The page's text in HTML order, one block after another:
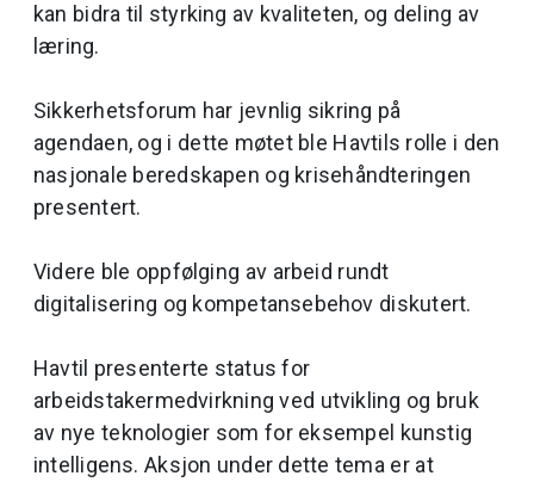
kan bidra til styrking av kvaliteten, og deling av
læring.
Sikkerhetsforum har jevnlig sikring på
agendaen, og i dette møtet ble Havtils rolle i den
nasjonale beredskapen og krisehåndteringen
presentert.
Videre ble oppfølging av arbeid rundt
digitalisering og kompetansebehov diskutert.
Havtil presenterte status for
arbeidstakermedvirkning ved utvikling og bruk
av nye teknologier som for eksempel kunstig
intelligens. Aksjon under dette tema er at